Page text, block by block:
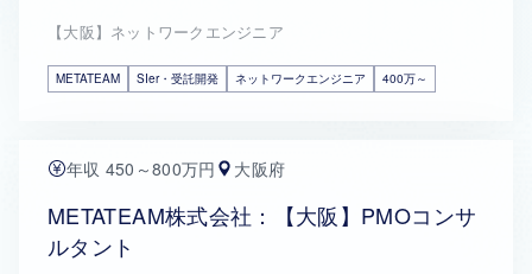
【大阪】ネットワークエンジニア
METATEAM SIer・受託開発 ネットワークエンジニア 400万～
年収 450～800万円 大阪府
METATEAM株式会社：【大阪】PMOコンサ
ルタント